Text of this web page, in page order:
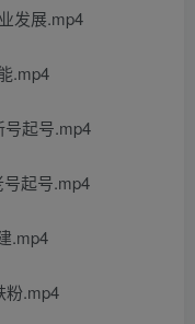
发展.mp4
.mp4
起号.mp4
起号.mp4
.mp4
粉.mp4